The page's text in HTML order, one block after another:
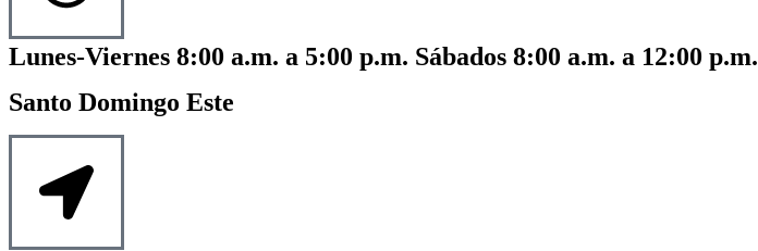
Lunes-Viernes 8:00 a.m. a 5:00 p.m. Sábados 8:00 a.m. a 12:00 p.m.
Santo Domingo Este